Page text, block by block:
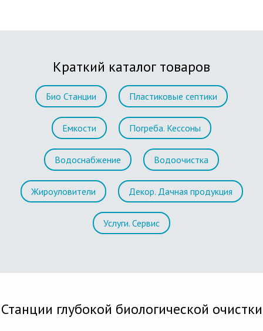
Краткий каталог товаров
Био Станции Пластиковые септики
Емкости Погреба. Кессоны
Водоснабжение Водоочистка
Жироуловители Декор. Дачная продукция
Услуги. Сервис
Станции глубокой биологической очистки